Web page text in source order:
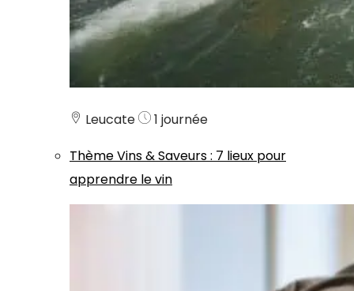
Leucate
1 journée
ThèmeVins & Saveurs: 7 lieux pour
apprendre le vin